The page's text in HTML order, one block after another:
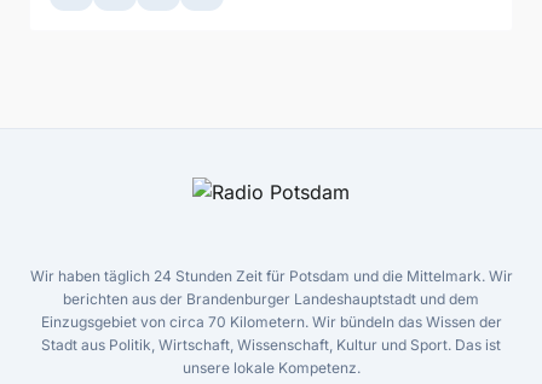
Wir haben täglich 24 Stunden Zeit für Potsdam und die Mittelmark. Wir
berichten aus der Brandenburger Landeshauptstadt und dem
Einzugsgebiet von circa 70 Kilometern. Wir bündeln das Wissen der
Stadt aus Politik, Wirtschaft, Wissenschaft, Kultur und Sport. Das ist
unsere lokale Kompetenz.